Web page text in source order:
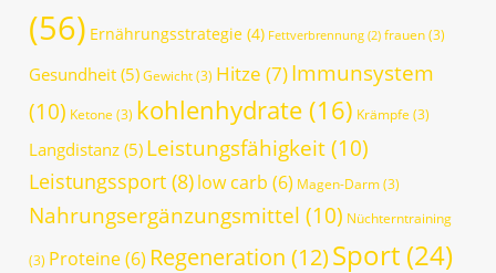
(56) Ernährungsstrategie (4) Fettverbrennung (2) frauen(3)
Gesundheit (5)Gewicht(3) Hitze (7)Immunsystem
(10) Ketone (3) kohlenhydrate (16) Krämpfe (3)
Langdistanz (5) Leistungsfähigkeit(10)
Leistungssport (8)low carb (6) Magen-Darm(3)
Nahrungsergänzungsmittel (10) Nüchterntraining
(3) Proteine(6) Regeneration (12)Sport (24)